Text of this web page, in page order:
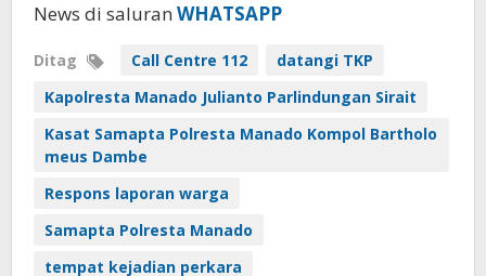
News di saluran WHATSAPP
Ditag Call Centre 112
datangi TKP
Kapolresta Manado Julianto Parlindungan Sirait
Kasat Samapta Polresta Manado Kompol Bartholo
meus Dambe
Respons laporan warga
Samapta Polresta Manado
tempat kejadian perkara